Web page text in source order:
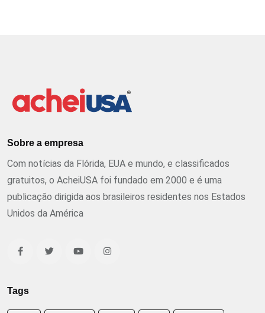
Sobre a empresa
Com notícias da Flórida, EUA e mundo, e classificados
gratuitos, o AcheiUSA foi fundado em 2000 e é uma
publicação dirigida aos brasileiros residentes nos Estados
Unidos da América
Tags